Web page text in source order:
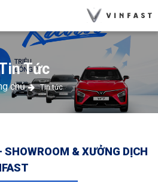
Tức
chủ Tin tức
& XƯỞNG DỊCH